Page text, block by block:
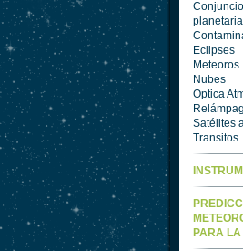
Eclipses
Meteoros
Nubes
Optica
Satélites
Transitos
PARA